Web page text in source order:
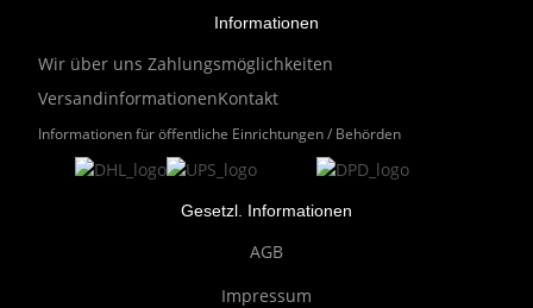
Informationen
Wir über uns Zahlungsmöglichkeiten
VersandinformationenKontakt
Informationen für öffentliche Einrichtungen / Behörden
Gesetzl. Informationen
AGB
Impressum